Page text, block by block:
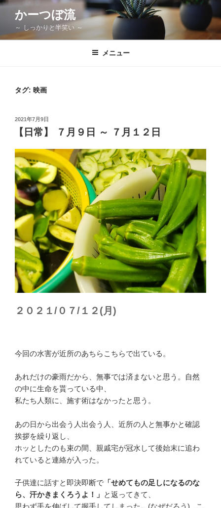
コ
ン
かーつぼ流
～ しっかりと半笑い ～
メニュー
タグ: 映画
投
日:
2021年7月9日
【日常】 ７月９日 ～ ７月１２日
２０２１/０７/１２(月)
今回の水害が近所のあちらこちらで出ている。
あれだけの豪雨だから、無事では済まないと思う。自然
の中に生命を貰っている中、
私たち人類に、施す術はなかったと思う。
あの日から出会う人出会う人、近所の人と無事かと確認
挨拶を繰り返し、
ホッとしたのも束の間、親戚宅が冠水して後始末に追わ
れていると連絡が入った。
子供達に話すと即決即断で 「せめてもの足しになるのな
ら、汗かきまくろうよ！」 と返ってきて、